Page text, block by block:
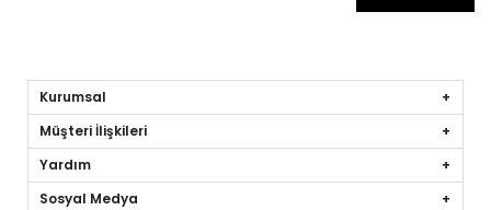
Kurumsal
Müşteri İlişkileri
Yardım
Sosyal Medya